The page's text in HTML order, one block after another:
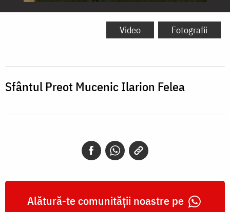
Sfântul
Ilarion
Felea
Video Fotografii
Sfântul Preot Mucenic Ilarion Felea
Alătură-te comunității noastre pe